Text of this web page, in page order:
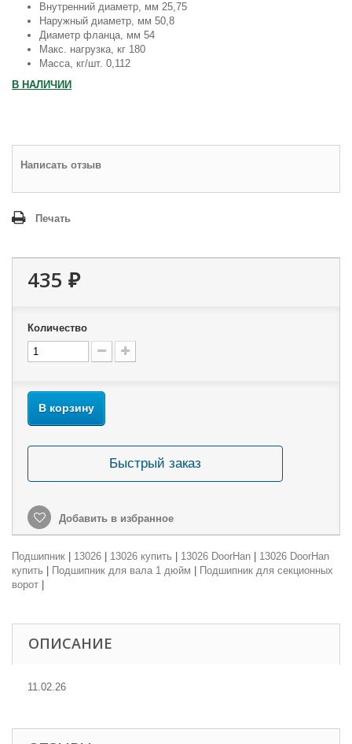
Внутренний диаметр, мм 25,75
Наружный диаметр, мм 50,8
Диаметр фланца, мм 54
Макс. нагрузка, кг 180
Масса, кг/шт. 0,112
В НАЛИЧИИ
Написать отзыв
Печать
435 ₽
Количество
В корзину
Быстрый заказ
Добавить в избранное
Подшипник 13026 13026 купить 13026 DoorHan
13026 DoorHan
купить
Подшипник для вала 1 дюйм
Подшипник для секционных
ворот
ОПИСАНИЕ
11.02.26